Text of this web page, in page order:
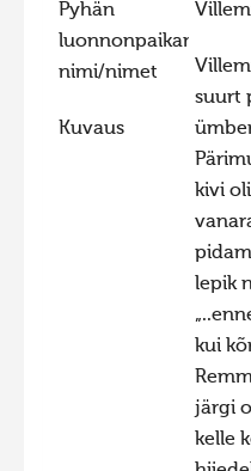
Hiite kuvavõistlus 2020
Liikkuvat kuvat 2020
Hiite kuvavõistlus
Hiite kuvavõistlus
Hiite kuvavõistlus
Hiite kuvavõistlus
Hiite kuvavõistlus
Hiite kuvavõistlus
Hiite kuvavõistlus
Pyhän
luonnonpaikan
nimi/nimet
Kuvaus
suurt
kivi
lepik
kui
järgi
kelle